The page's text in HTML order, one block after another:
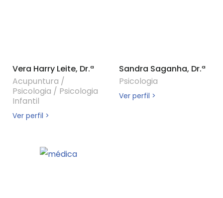
Vera Harry Leite, Dr.ª
Acupuntura /
Psicologia / Psicologia
Infantil
Ver perfil >
Sandra Saganha, Dr.ª
Psicologia
Ver perfil >